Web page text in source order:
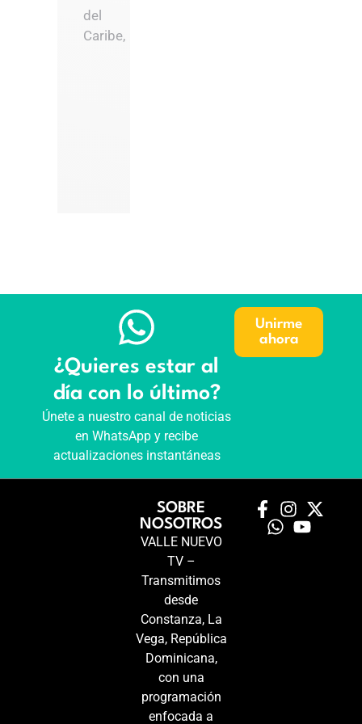
del
Caribe,
¿Quieres estar al
día con lo último?
Únete a nuestro canal de noticias
en WhatsApp y recibe
actualizaciones instantáneas
Unirme
ahora
SOBRE
NOSOTROS
VALLE NUEVO
TV –
Transmitimos
desde
Constanza, La
Vega, República
Dominicana,
con una
programación
enfocada a